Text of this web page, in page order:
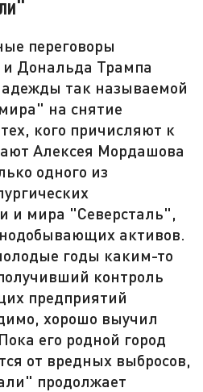
переговоры
Дональда Трампа
так называемой
на снятие
кого причисляют к
Алексея Мордашова
одного из
и мира "Северсталь",
активов.
годы каким-то
контроль
предприятий
хорошо выучил
его родной город
от вредных выбросов,
продолжает